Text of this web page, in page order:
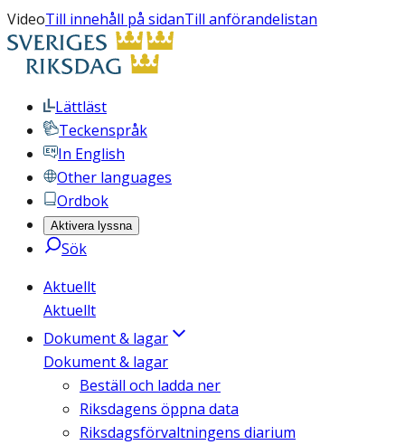
VideoTill innehåll på sidanTill anförandelistan
Lättläst
Teckenspråk
In English
Other languages
Ordbok
Aktivera lyssna
Sök
Aktuellt
Aktuellt
Dokument & lagar
Dokument & lagar
Beställ och ladda ner
Riksdagens öppna data
Riksdagsförvaltningens diarium